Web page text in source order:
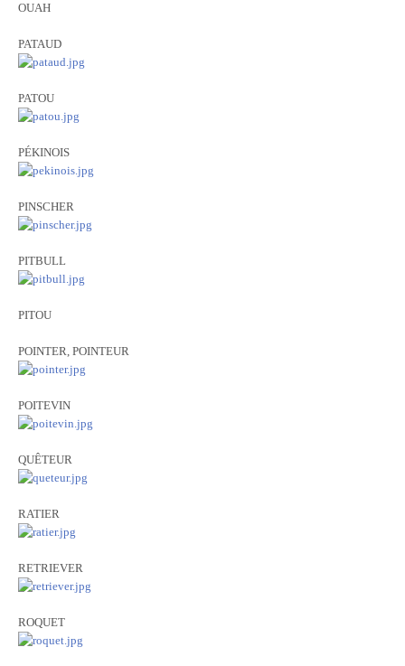
OUAH
PATAUD
PATOU
PÉKINOIS
PINSCHER
PITBULL
PITOU
POINTER, POINTEUR
POITEVIN
QUÊTEUR
RATIER
RETRIEVER
ROQUET